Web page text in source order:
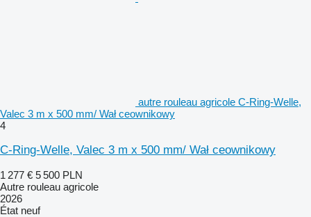
autre rouleau agricole C-Ring-Welle,
Valec 3 m x 500 mm/ Wał ceownikowy
4
C-Ring-Welle, Valec 3 m x 500 mm/ Wał ceownikowy
1 277 € 5 500 PLN
Autre rouleau agricole
2026
État neuf